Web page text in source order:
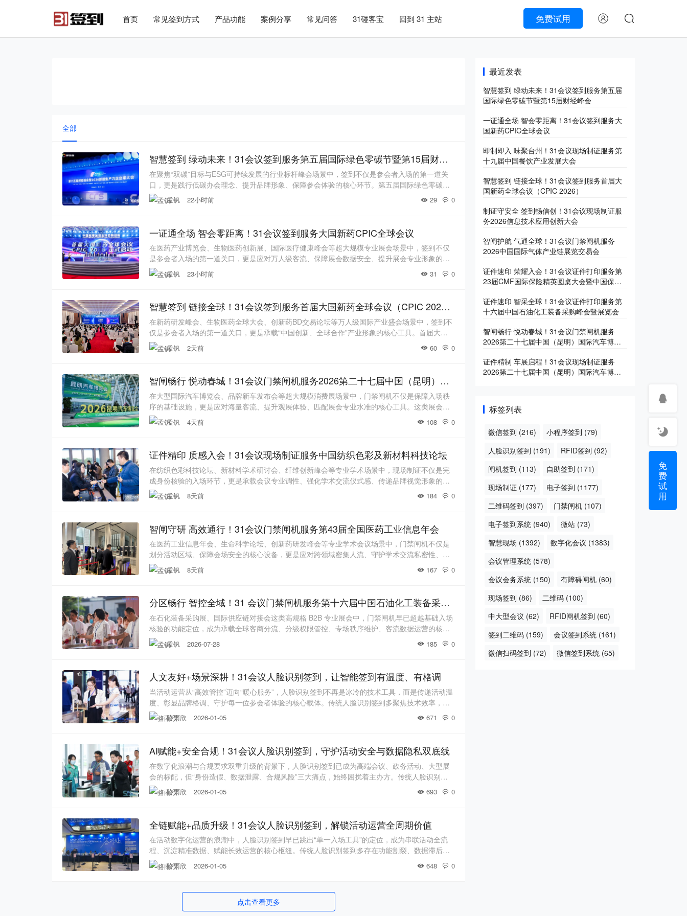
免费试用
首页 常见签到方式 产品功能 案例分享 常见问答 31碰客宝 回到 31 主站
全部
智慧签到 绿动未来！31会议签到服务第五届国际绿色零碳节暨第15届财经峰会
在聚焦“双碳”目标与ESG可持续发展的行业标杆峰会场景中，签到不仅是参会者入场的第一道关
口，更是践行低碳办会理念、提升品牌形象、保障参会体验的核心环节。第五届国际绿色零碳节
暨第15届财经峰会汇聚了300余家绿色品牌与超百位行业领袖，集中展示“双碳”实践成果与ESG创
新案例，是碳中和与ESG领域极具影响力的年度盛会。这类峰会参会群体多元、绿色属性突出，
孟钒 22小时前 29 0
一证通全场 智会零距离！31会议签到服务大国新药CPIC全球会议
在医药产业博览会、生物医药创新展、国际医疗健康峰会等超大规模专业展会场景中，签到不仅
是参会者入场的第一道关口，更是应对万人级客流、保障展会数据安全、提升展会专业形象的核
心环节。大国新药-CPIC全球会议汇聚全球医药产业链上下游企业、科研机构与行业专家，展览
面积大、展商与观众规模庞大、同期活动丰富，对签到系统的稳定性、核验效率与数据管理能力
孟钒 23小时前 31 0
智慧签到 链接全球！31会议签到服务首届大国新药全球会议（CPIC 2026）
在新药研发峰会、生物医药全球大会、创新药BD交易论坛等万人级国际产业盛会场景中，签到不
仅是参会者入场的第一道关口，更是承载“中国创新、全球合作”产业形象的核心工具。首届大国
新药CPIC全球会议开设65场专场会议，参会群体涵盖跨国药企高管、本土Biotech创始人、一线
临床专家、投资人及产业链服务商，中外嘉宾占比高、商务对接需求密集、单日客流峰值突出，
孟钒 2天前 60 0
智闸畅行 悦动春城！31会议门禁闸机服务2026第二十七届中国（昆明）国际汽车博览会
在大型国际汽车博览会、品牌新车发布会等超大规模消费展场景中，门禁闸机不仅是保障入场秩
序的基础设施，更是应对海量客流、提升观展体验、匹配展会专业水准的核心工具。这类展会展
览面积动辄十万平方米，汇聚近百家品牌、千余款车型，观众达数万乃至十万人次，涵盖专业采
购商、媒体记者、普通观众与VIP嘉宾，单日客流高度集中，入场时段相对固定，对签到的通行效
孟钒 4天前 108 0
证件精印 质感入会！31会议现场制证服务中国纺织色彩及新材料科技论坛
在纺织色彩科技论坛、新材料学术研讨会、纤维创新峰会等专业学术场景中，现场制证不仅是完
成身份核验的入场环节，更是承载会议专业调性、强化学术交流仪式感、传递品牌视觉形象的核
心载体。这类论坛汇聚纺织领域专家学者、色彩技术研发人员、新材料企业代表及行业媒体，参
会群体专业度高、学术氛围浓厚，证件作为参会者的“第一张学术名片”，其质感与设计直接呼应
孟钒 8天前 184 0
智闸守研 高效通行！31会议门禁闸机服务第43届全国医药工业信息年会
在医药工业信息年会、生命科学论坛、创新药研发峰会等专业学术会议场景中，门禁闸机不仅是
划分活动区域、保障会场安全的核心设备，更是应对跨领域密集人流、守护学术交流私密性、彰
显会议专业调性的关键工具。这类会议参会人群涵盖顶尖科学家、临床专家、药企研发团队、投
资机构代表、监管部门人员等，身份层级多元，环节包含主旨演讲、闭门研讨、成果展览等，对
孟钒 8天前 167 0
分区畅行 智控全域！31 会议门禁闸机服务第十六届中国石油化工装备采购峰会
在石化装备采购展、国际供应链对接会这类高规格 B2B 专业展会中，门禁闸机早已超越基础入场
核验的功能定位，成为承载全球客商分流、分级权限管控、专场秩序维护、客流数据运营的核心
现场管理节点。尤其是中国石油化工装备采购峰会这类汇聚全球采购商、装备供应商与行业专家
的行业盛会，参会主体层级多元、平行专场密集、闭门商务对接场景多、首日报到客流集中，对
孟钒 2026-07-28 185 0
人文友好+场景深耕！31会议人脸识别签到，让智能签到有温度、有格调
当活动运营从“高效管控”迈向“暖心服务”，人脸识别签到不再是冰冷的技术工具，而是传递活动温
度、彰显品牌格调、守护每一位参会者体验的核心载体。传统人脸识别签到多聚焦技术效率，却
忽视了特殊人群适配、场景化体验与细节质感，导致部分参会者遭遇操作壁垒、体验割裂等问
题。31会议人脸识别签到以“科技为基、人文为本、场景为魂”，将AI技术与暖心服务深度融合，
骆雨欣 2026-01-05 671 0
AI赋能+安全合规！31会议人脸识别签到，守护活动安全与数据隐私双底线
在数字化浪潮与合规要求双重升级的背景下，人脸识别签到已成为高端会议、政务活动、大型展
会的标配，但“身份造假、数据泄露、合规风险”三大痛点，始终困扰着主办方。传统人脸识别签
到多侧重效率提升，却忽视了安全防伪的深度防护与数据隐私的合规保障，难以适配政务、金
融、医疗等敏感行业需求。31会议人脸识别签到以“AI技术为核、安全合规为基、轻量运维为
骆雨欣 2026-01-05 693 0
全链赋能+品质升级！31会议人脸识别签到，解锁活动运营全周期价值
在活动数字化运营的浪潮中，人脸识别签到早已跳出“单一入场工具”的定位，成为串联活动全流
程、沉淀精准数据、赋能长效运营的核心枢纽。传统人脸识别签到多存在功能割裂、数据滞后、
体验单一等问题，难以支撑现代活动“品质升级、精准运营、长效增值”的核心诉求。31会议人脸
识别签到以“全链联动、品质体验、数据赋能、全域适配”为核心，将AI技术与活动全周期运营深度
骆雨欣 2026-01-05 648 0
点击查看更多
最近发表
智慧签到 绿动未来！31会议签到服务第五届
国际绿色零碳节暨第15届财经峰会
一证通全场 智会零距离！31会议签到服务大
国新药CPIC全球会议
即制即入 味聚台州！31会议现场制证服务第
十九届中国餐饮产业发展大会
智慧签到 链接全球！31会议签到服务首届大
国新药全球会议（CPIC 2026）
制证守安全 签到畅信创！31会议现场制证服
务2026信息技术应用创新大会
智闸护航 气通全球！31会议门禁闸机服务
2026中国国际气体产业链展览交易会
证件速印 荣耀入会！31会议证件打印服务第
23届CMF国际保险精英圆桌大会暨中国保险
证件速印 智采全球！31会议证件打印服务第
十六届中国石油化工装备采购峰会暨展览会
智闸畅行 悦动春城！31会议门禁闸机服务
2026第二十七届中国（昆明）国际汽车博览
证件精制 车展启程！31会议现场制证服务
2026第二十七届中国（昆明）国际汽车博览
标签列表
微信签到 (216) 小程序签到 (79)
人脸识别签到 (191) RFID签到 (92)
闸机签到 (113) 自助签到 (171)
现场制证 (177) 电子签到 (1177)
二维码签到 (397) 门禁闸机(107)
电子签到系统(940) 微站(73)
智慧现场 (1392) 数字化会议 (1383)
会议管理系统(578)
会议会务系统(150) 有障碍闸机(60)
现场签到 (86) 二维码(100)
中大型会议 (62) RFID闸机签到 (60)
签到二维码(159) 会议签到系统(161)
微信扫码签到 (72) 微信签到系统(65)
免
费
试
用